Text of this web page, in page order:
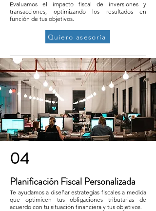
Evaluamos el impacto fiscal de inversiones y
transacciones, optimizando los resultados en
función de tus objetivos.
Quiero asesoría
04
Planificación Fiscal Personalizada
Te ayudamos a diseñar estrategias fiscales a medida
que optimicen tus obligaciones tributarias de
acuerdo con tu situación financiera y tus objetivos.